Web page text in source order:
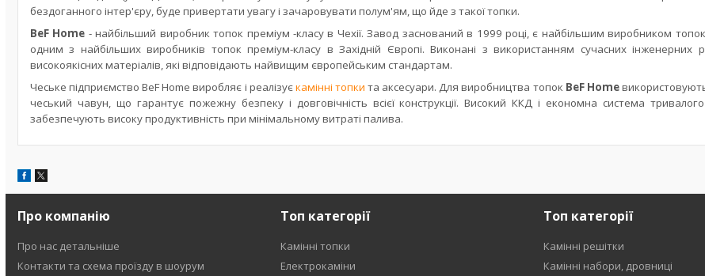
бездоганного інтер'єру, буде привертати увагу і зачаровувати полум'ям, що йде з такої топки.
BeF Home - найбільший виробник топок преміум -класу в Чехії. Завод заснований в 1999 році, є найбільшим виробником топок
одним з найбільших виробників топок преміум-класу в Західній Європі.Виконані з використанням сучасних інженерних
високоякісних матеріалів, які відповідають найвищим європейським стандартам.
Чеське підприємство BeF Home виробляє і реалізуєкамінні топки та аксесуари. Для виробництва топок BeF Home
чеський чавун, що гарантує пожежну безпеку і довговічність всієї конструкції. Високий ККД і економна система тривалого
забезпечують високу продуктивність при мінімальному витраті палива.
Про компанію
Про нас детальніше
Контакти та схема проїзду в шоурум
Топ категорії
Камінні топки
Електрокаміни
Топ категорії
Камінні решітки
Камінні набори, дровниці